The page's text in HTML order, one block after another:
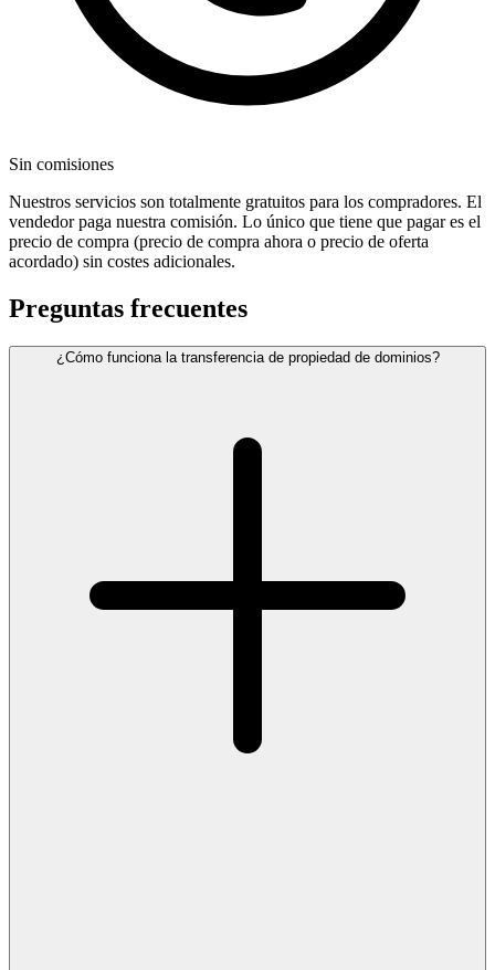
Sin comisiones
Nuestros servicios son totalmente gratuitos para los compradores. El
vendedor paga nuestra comisión. Lo único que tiene que pagar es el
precio de compra (precio de compra ahora o precio de oferta
acordado) sin costes adicionales.
Preguntas frecuentes
¿Cómo funciona la transferencia de propiedad de dominios?